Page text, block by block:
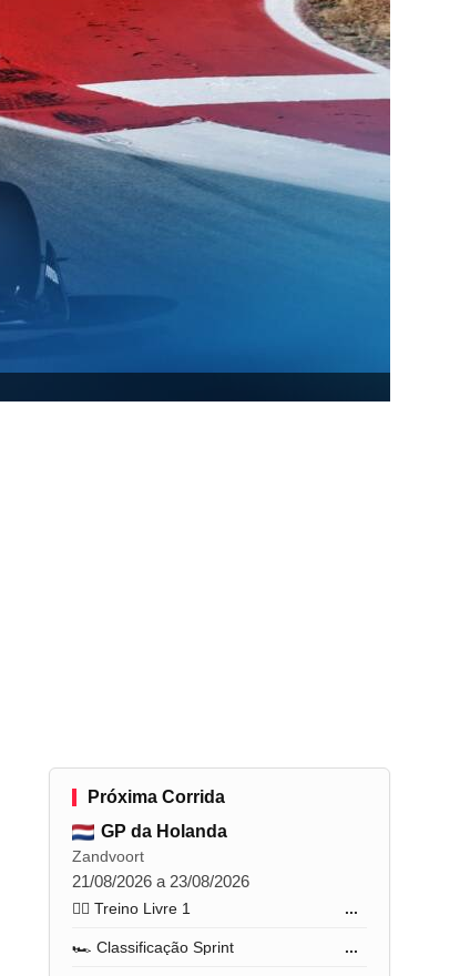
Próxima Corrida
GP da Holanda
Zandvoort
21/08/2026 a 23/08/2026
🏋️‍♂️ Treino Livre 1 ...
🏎️ Classificação Sprint ...